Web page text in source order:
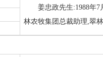
姜忠政先生:1988年
林农牧集团总裁助理,翠